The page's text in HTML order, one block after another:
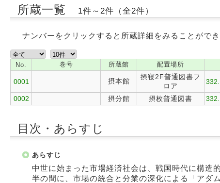
所蔵一覧 1件～2件（全2件）
ナンバーをクリックすると所蔵詳細をみることができ
No. 巻号 所蔵館 配置場所
0001 摂本館
摂寝2F普通図書フ
ロア
0002 摂分館 摂枚普通図書
目次・あらすじ
あらすじ
中世に始まった市場経済社会は、戦国時代に構造
半の間に、市場の統合と分業の深化による「アダ